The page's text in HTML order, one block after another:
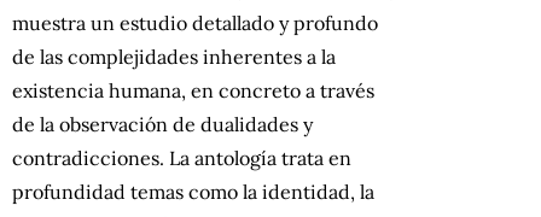
muestra un estudio detallado y profundo
de las complejidades inherentes a la
existencia humana, en concreto a través
de la observación de dualidades y
contradicciones. La antología trata en
profundidad temas como la identidad, la